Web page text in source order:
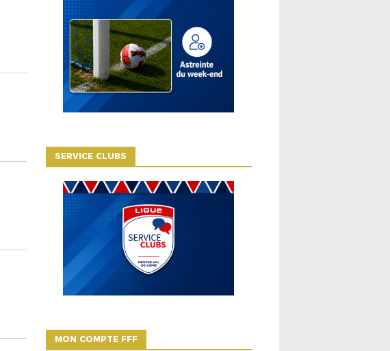
SERVICE CLUBS
MON COMPTE FFF